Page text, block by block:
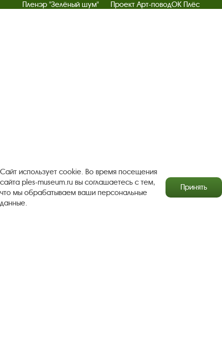
Пленэр "Зелёный шум" Проект Арт-поводОК Плёс
музей‑заповедник. Использование и копирование
информации запрещено.
Адрес: Плес, Соборная гора, 1. Тел.: +7 (49339) 4-34-90
Сайт использует cookie. Во время посещения
сайта ples-museum.ru вы соглашаетесь с тем,
что мы обрабатываем ваши персональные
данные.
Принять